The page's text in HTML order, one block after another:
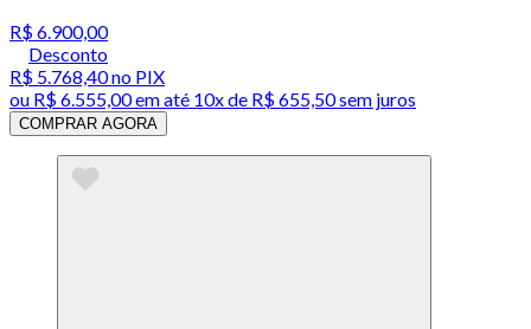
R$ 6.900,00
Desconto
R$ 5.768,40no PIX
ou R$ 6.555,00em até 10x de R$ 655,50 sem juros
COMPRAR AGORA